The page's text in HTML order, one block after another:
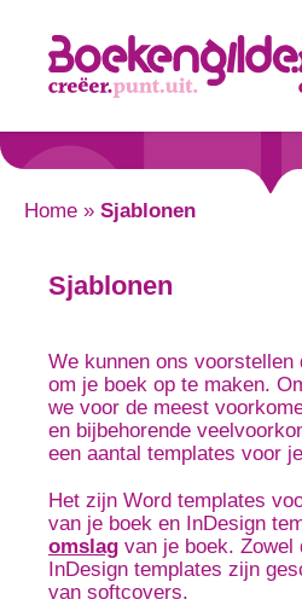
Home » Sjablonen
Sjablonen
We kunnen ons
om je boek op te maken.
we voor de meest
en bijbehorende
een aantal templates voor
Het zijn Word templates
van je boek en InDesign
omslag van je boek. Zowel
InDesign templates zijn
van softcovers.